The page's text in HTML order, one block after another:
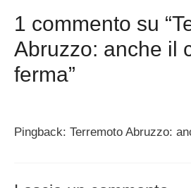
1 commento su
Abruzzo: anche il
ferma”
Pingback: Terremoto Abruzzo: